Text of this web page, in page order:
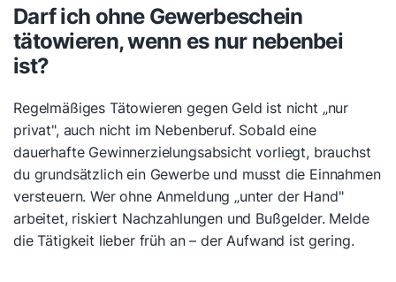
Darf ich ohne Gewerbeschein
tätowieren, wenn es nur nebenbei
ist?
Regelmäßiges Tätowieren gegen Geld ist nicht „nur
privat", auch nicht im Nebenberuf. Sobald eine
dauerhafte Gewinnerzielungsabsicht vorliegt, brauchst
du grundsätzlich ein Gewerbe und musst die Einnahmen
versteuern. Wer ohne Anmeldung „unter der Hand"
arbeitet, riskiert Nachzahlungen und Bußgelder. Melde
die Tätigkeit lieber früh an – der Aufwand ist gering.